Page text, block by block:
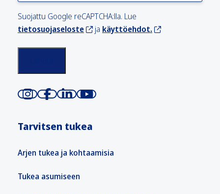
Suojattu Google reCAPTCHA:lla. Lue
tietosuojaseloste
ja käyttöehdot.
Tarvitsen tukea
Arjen tukea ja kohtaamisia
Tukea asumiseen